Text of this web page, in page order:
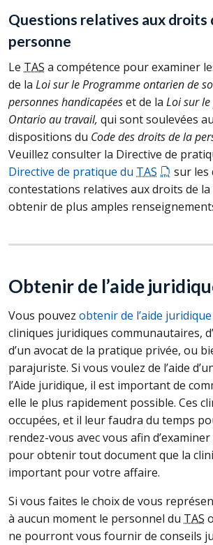
Questions relatives aux droits
personne
Le TAS a compétence pour examiner
de la Loi sur le Programme ontarien de
personnes handicapéeset de la Loi sur
Ontario au travail, qui sont soulevées
dispositions du Code des droits de la
Veuillez consulter la Directive de
Directive de pratique du TAS
sur les
contestations relatives aux droits de
obtenir de plus amples
Obtenir de l’aide
Vous pouvez obtenir de l’aide
cliniques juridiques communautaires,
d’un avocat de la pratique privée, ou
parajuriste. Si vous voulez de l’aide
l’Aide juridique, il est important de
elle le plus rapidement possible. Ces
occupées, et il leur faudra du temps
rendez-vous avec vous afin
pour obtenir tout document que la
important pour votre affaire.
Si vous faites le choix de vous
à aucun moment le personnel du TAS
ne pourront vous fournir de conseils